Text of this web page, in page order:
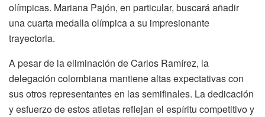
olímpicas. Mariana Pajón, en particular, buscará añadir
una cuarta medalla olímpica a su impresionante
trayectoria.
A pesar de la eliminación de Carlos Ramírez, la
delegación colombiana mantiene altas expectativas con
sus otros representantes en las semifinales. La dedicación
y esfuerzo de estos atletas reflejan el espíritu competitivo y